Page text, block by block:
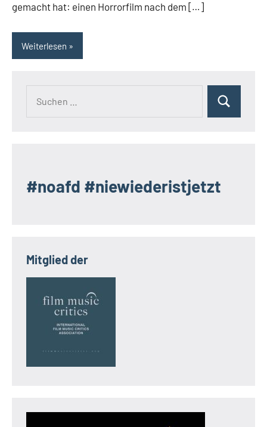
gemacht hat: einen Horrorfilm nach dem […]
Weiterlesen
Suchen
#noafd #niewiederistjetzt
Mitglied der